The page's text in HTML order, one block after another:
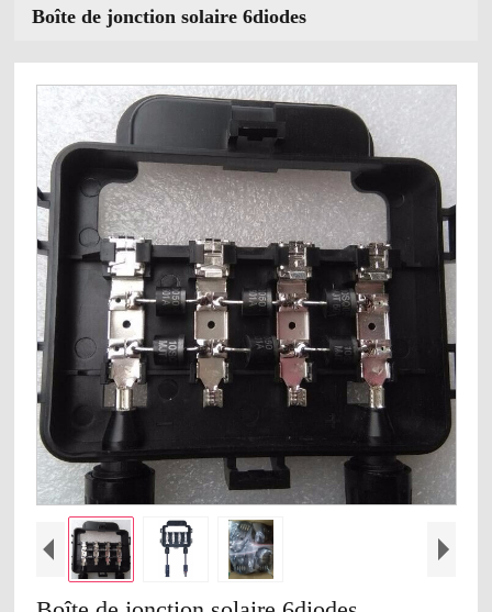
Boîte de jonction solaire 6diodes